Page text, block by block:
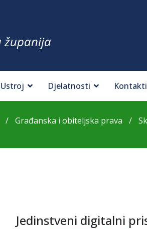
županija
Ustroj Djelatnosti Kontakti
Građanska i obiteljska prava
Jedinstveni digitalni